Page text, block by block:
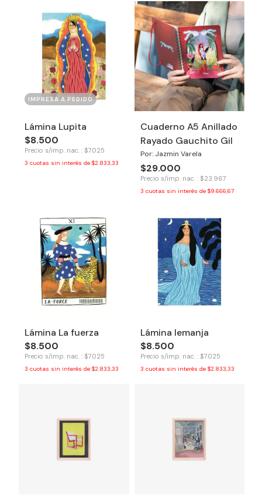
IMPRESA A PEDIDO
Lámina Lupita
$8.500
Precio s/imp. nac. : $7.025
3 cuotas sin interés de $2.833,33
Cuaderno A5 Anillado
Rayado Gauchito Gil
Por: Jazmin Varela
$29.000
Precio s/imp. nac. : $23.967
3 cuotas sin interés de $9.666,67
Lámina La fuerza
$8.500
Precio s/imp. nac. : $7.025
3 cuotas sin interés de $2.833,33
Lámina Iemanja
$8.500
Precio s/imp. nac. : $7.025
3 cuotas sin interés de $2.833,33